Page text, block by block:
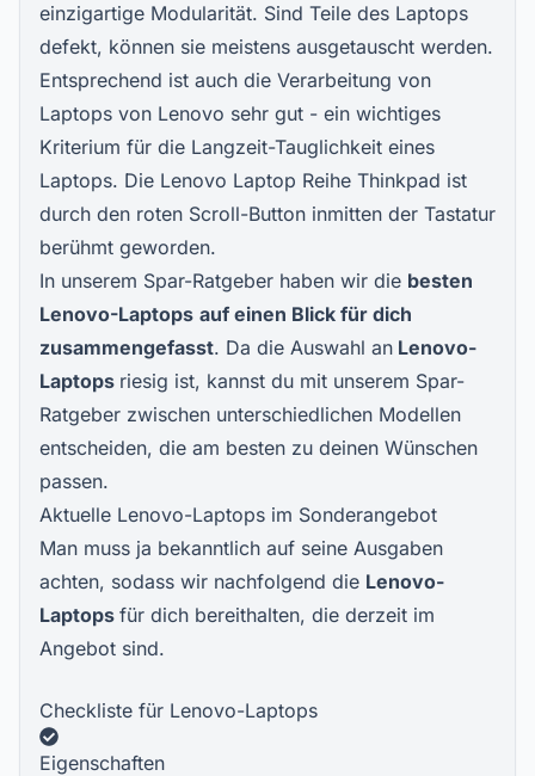
einzigartige Modularität. Sind Teile des Laptops
defekt, können sie meistens ausgetauscht werden.
Entsprechend ist auch die Verarbeitung von
Laptops von Lenovo sehr gut - ein wichtiges
Kriterium für die Langzeit-Tauglichkeit eines
Laptops. Die Lenovo Laptop Reihe Thinkpad ist
durch den roten Scroll-Button inmitten der Tastatur
berühmt geworden.
In unserem Spar-Ratgeber haben wir die besten
Lenovo-Laptops auf einen Blick für dich
zusammengefasst. Da die Auswahl an Lenovo-
Laptops riesig ist, kannst du mit unserem Spar-
Ratgeber zwischen unterschiedlichen Modellen
entscheiden, die am besten zu deinen Wünschen
passen.
Aktuelle Lenovo-Laptops im Sonderangebot
Man muss ja bekanntlich auf seine Ausgaben
achten, sodass wir nachfolgend die Lenovo-
Laptops für dich bereithalten, die derzeit im
Angebot sind.
Checkliste für Lenovo-Laptops
Eigenschaften